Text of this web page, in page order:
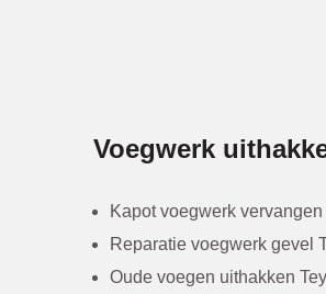
Voegwerk
Kapot voegwerk
Reparatie voegwerk gevel
Oude voegen uithakken